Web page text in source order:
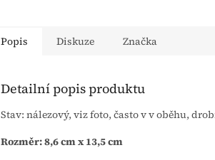
Popis Diskuze Značka
Detailní popis produktu
Stav: nálezový, viz foto, často v v oběhu,
Rozměr: 8,6 cm x 13,5 cm